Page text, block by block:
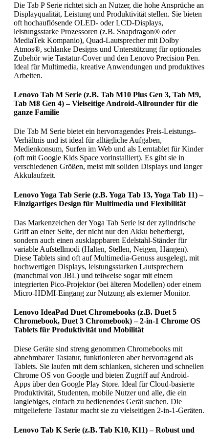
Die Tab P Serie richtet sich an Nutzer, die hohe Ansprüche an
Displayqualität, Leistung und Produktivität stellen. Sie bieten
oft hochauflösende OLED- oder LCD-Displays,
leistungsstarke Prozessoren (z.B. Snapdragon® oder
MediaTek Kompanio), Quad-Lautsprecher mit Dolby
Atmos®, schlanke Designs und Unterstützung für optionales
Zubehör wie Tastatur-Cover und den Lenovo Precision Pen.
Ideal für Multimedia, kreative Anwendungen und produktives
Arbeiten.
Lenovo Tab M Serie (z.B. Tab M10 Plus Gen 3, Tab M9,
Tab M8 Gen 4) – Vielseitige Android-Allrounder für die
ganze Familie
Die Tab M Serie bietet ein hervorragendes Preis-Leistungs-
Verhältnis und ist ideal für alltägliche Aufgaben,
Medienkonsum, Surfen im Web und als Lerntablet für Kinder
(oft mit Google Kids Space vorinstalliert). Es gibt sie in
verschiedenen Größen, meist mit soliden Displays und langer
Akkulaufzeit.
Lenovo Yoga Tab Serie (z.B. Yoga Tab 13, Yoga Tab 11) –
Einzigartiges Design für Multimedia und Flexibilität
Das Markenzeichen der Yoga Tab Serie ist der zylindrische
Griff an einer Seite, der nicht nur den Akku beherbergt,
sondern auch einen ausklappbaren Edelstahl-Ständer für
variable Aufstellmodi (Halten, Stellen, Neigen, Hängen).
Diese Tablets sind oft auf Multimedia-Genuss ausgelegt, mit
hochwertigen Displays, leistungsstarken Lautsprechern
(manchmal von JBL) und teilweise sogar mit einem
integrierten Pico-Projektor (bei älteren Modellen) oder einem
Micro-HDMI-Eingang zur Nutzung als externer Monitor.
Lenovo IdeaPad Duet Chromebooks (z.B. Duet 5
Chromebook, Duet 3 Chromebook) – 2-in-1 Chrome OS
Tablets für Produktivität und Mobilität
Diese Geräte sind streng genommen Chromebooks mit
abnehmbarer Tastatur, funktionieren aber hervorragend als
Tablets. Sie laufen mit dem schlanken, sicheren und schnellen
Chrome OS von Google und bieten Zugriff auf Android-
Apps über den Google Play Store. Ideal für Cloud-basierte
Produktivität, Studenten, mobile Nutzer und alle, die ein
langlebiges, einfach zu bedienendes Gerät suchen. Die
mitgelieferte Tastatur macht sie zu vielseitigen 2-in-1-Geräten.
Lenovo Tab K Serie (z.B. Tab K10, K11) – Robust und